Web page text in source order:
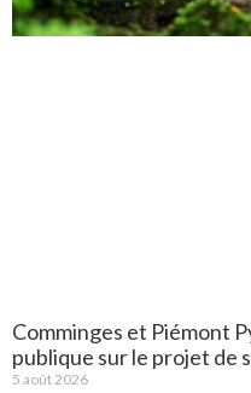
Comminges et Piémont
publique sur le projet de
5 août 2026